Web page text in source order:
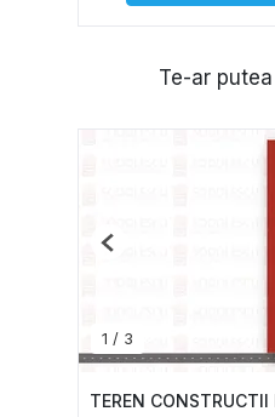
Te-ar
1 / 3
Previous
TEREN